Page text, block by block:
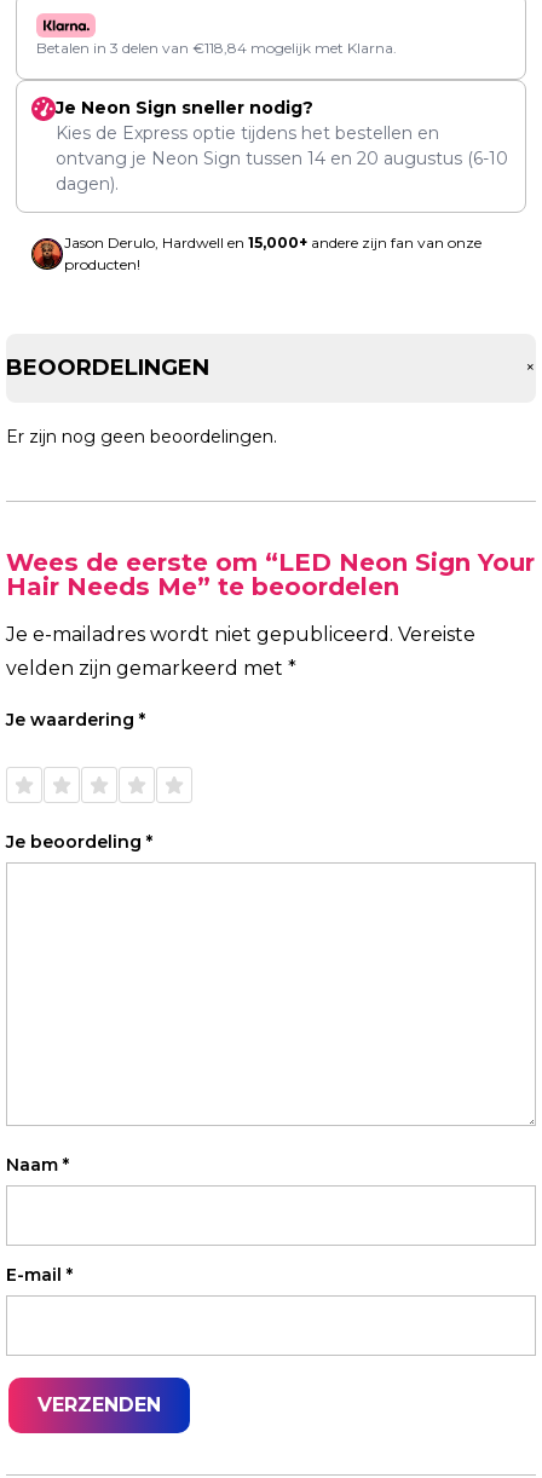
Betalen in 3 delen van €118,84 mogelijk met Klarna.
Je Neon Sign sneller nodig?
Kies de Express optie tijdens het bestellen en
ontvang je Neon Sign tussen 14 en 20 augustus (6-10
dagen).
Jason Derulo, Hardwell en 15,000+ andere zijn fan van onze
producten!
BEOORDELINGEN +
Er zijn nog geen beoordelingen.
Wees de eerste om “LED Neon Sign Your
Hair Needs Me” te beoordelen
Je e-mailadres wordt niet gepubliceerd. Vereiste
velden zijn gemarkeerd met *
Je waardering *
de 5
de 5
de 5
de 5
de 5
Je beoordeling *
Naam *
E-mail *